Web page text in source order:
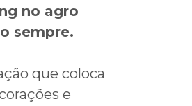
no agro
sempre.
que coloca
e